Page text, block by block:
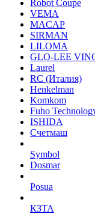
Robot Coupe
VEMA
MACAP
SIRMAN
LILOMA
GLO-LEE
Laurel
RC (Италия)
Henkelman
Komkom
Fuho
ISHIDA
Счетмаш
Symbol
Dosmar
Posua
КЗТА